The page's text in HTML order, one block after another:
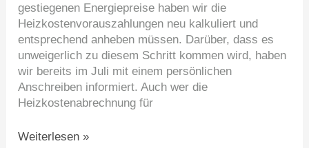
gestiegenen Energiepreise haben wir die
Heizkostenvorauszahlungen neu kalkuliert und
entsprechend anheben müssen. Darüber, dass es
unweigerlich zu diesem Schritt kommen wird, haben
wir bereits im Juli mit einem persönlichen
Anschreiben informiert. Auch wer die
Heizkostenabrechnung für
Weiterlesen »